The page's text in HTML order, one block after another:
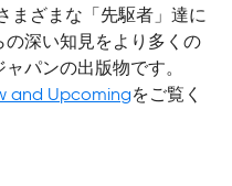
まざまな「先駆者」達に
深い知見をより多くの
パンの出版物です。
and Upcomingをご覧く